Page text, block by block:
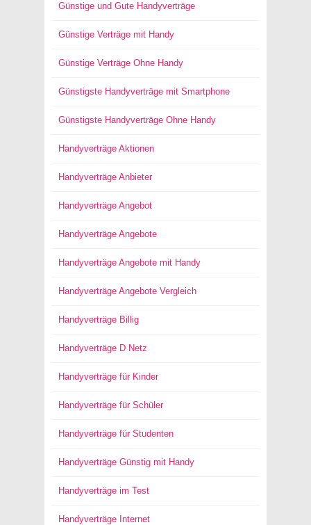
Günstige und Gute Handyverträge
Günstige Verträge mit Handy
Günstige Verträge Ohne Handy
Günstigste Handyverträge mit Smartphone
Günstigste Handyverträge Ohne Handy
Handyverträge Aktionen
Handyverträge Anbieter
Handyverträge Angebot
Handyverträge Angebote
Handyverträge Angebote mit Handy
Handyverträge Angebote Vergleich
Handyverträge Billig
Handyverträge D Netz
Handyverträge für Kinder
Handyverträge für Schüler
Handyverträge für Studenten
Handyverträge Günstig mit Handy
Handyverträge im Test
Handyverträge Internet